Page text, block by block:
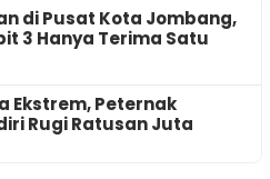
di Pusat Kota Jombang,
3 Hanya Terima Satu
Ekstrem, Peternak
Rugi Ratusan Juta